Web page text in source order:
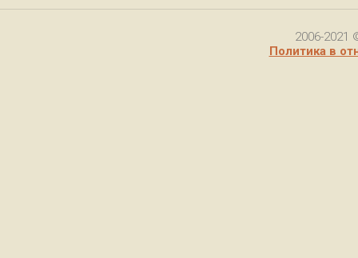
2006-2021
Политика в